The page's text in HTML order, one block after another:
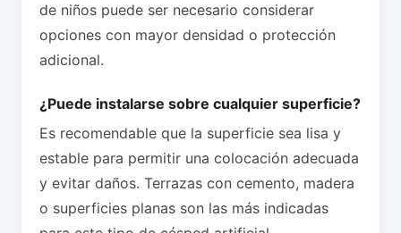
de niños puede ser necesario considerar
opciones con mayor densidad o protección
adicional.
¿Puede instalarse sobre cualquier superficie?
Es recomendable que la superficie sea lisa y
estable para permitir una colocación adecuada
y evitar daños. Terrazas con cemento, madera
o superficies planas son las más indicadas